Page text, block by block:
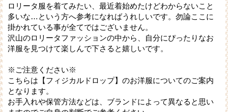
ロリータ服を着てみたい、最近着始めたけどわからないこと
多いな…という方へ参考になればうれしいです。勿論ここに
掛かれている事が全てではございません。
沢山のロリータファッションの中から、自分にぴったりなお
洋服を見つけて楽しんで下さると嬉しいです。
※ご注意ください※
こちらは【フィジカルドロップ】のお洋服についてのご案内
となります。
お手入れや保管方法などは、ブランドによって異なると思い